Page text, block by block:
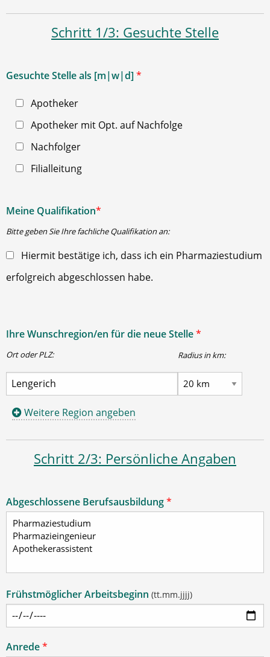
Schritt 1/3: Gesuchte Stelle
Gesuchte Stelle als [m|w|d] *
Apotheker
Apotheker mit Opt. auf Nachfolge
Nachfolger
Filialleitung
Meine Qualifikation*
Bitte geben Sie Ihre fachliche Qualifikation an:
Hiermit bestätige ich, dass ich ein Pharmaziestudium
erfolgreich abgeschlossen habe.
Ihre Wunschregion/en für die neue Stelle*
Ort oder PLZ: Radius in km:
Weitere Region angeben
Schritt 2/3: Persönliche Angaben
Abgeschlossene Berufsausbildung*
Frühstmöglicher Arbeitsbeginn (tt.mm.jjjj)
Anrede*